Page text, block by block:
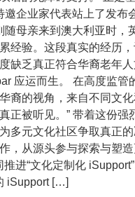
邀企业家代表站上了发布
随母亲来到澳大利亚时，
经验。这段真实的经历
缺乏真正符合华裔老年
应运而生。 在高度监
裔的视角，来自不同文
正被听见。” 带着这份强
多元文化社区争取真正
，从源头参与探索与塑
进“文化定制化
iSupport […]